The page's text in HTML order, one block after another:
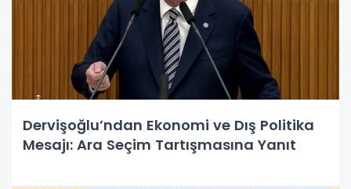
Dervişoğlu’ndan Ekonomi ve Dış Politika
Mesajı: Ara Seçim Tartışmasına Yanıt